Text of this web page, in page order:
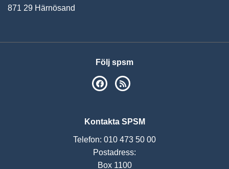
871 29 Härnösand
Följ spsm
SPSM på Facebook
Kontakta SPSM
Telefon: 010 473 50 00
Postadress:
Box 1100